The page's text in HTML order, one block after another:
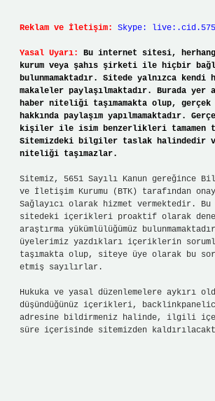
Reklam ve İletişim: Skype:
Yasal Uyarı:
Bu internet sitesi,
kurum veya şahıs şirketi ile hiçbir
bulunmamaktadır. Sitede yalnızca kendi
makaleler paylaşılmaktadır. Burada
haber niteliği taşımamakta olup,
hakkında paylaşım yapılmamaktadır.
kişiler ile isim benzerlikleri tamamen
Sitemizdeki bilgiler taslak halindedir
niteliği taşımazlar.
Sitemiz, 5651 Sayılı Kanun gereğince
ve İletişim Kurumu (BTK) tarafından
Sağlayıcı olarak hizmet vermektedir. Bu
sitedeki içerikleri proaktif olarak
araştırma yükümlülüğümüz
üyelerimiz yazdıkları içeriklerin
taşımakta olup, siteye üye olarak bu
etmiş sayılırlar.
Hukuka ve yasal düzenlemelere aykırı
düşündüğünüz içerikleri,
adresine bildirmeniz halinde, ilgili
süre içerisinde sitemizden